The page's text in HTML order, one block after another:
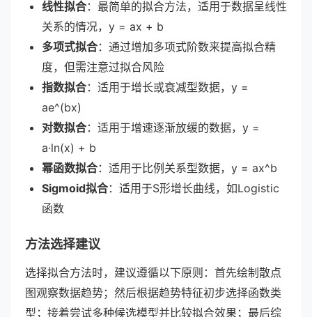
线性拟合：最简单的拟合方法，适用于数据呈线性
关系的情况，y = ax + b
多项式拟合：通过增加多项式阶数来提高拟合精
度，但需注意过拟合风险
指数拟合：适用于增长或衰减型数据，y =
ae^(bx)
对数拟合：适用于增速逐渐放缓的数据，y =
a·ln(x) + b
幂函数拟合：适用于比例关系型数据，y = ax^b
Sigmoid拟合：适用于S形增长曲线，如Logistic
函数
方法选择建议
选择拟合方法时，建议遵循以下原则：首先绘制散点
图观察数据趋势；然后根据趋势特征初步选择函数类
型；接着尝试多种候选模型并比较拟合效果；最后综